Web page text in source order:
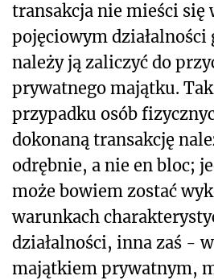
transakcja nie mieści się
pojęciowym działalności
należy ją zaliczyć do
prywatnego majątku.
przypadku osób
dokonaną transakcję
odrębnie, a nie en bloc;
może bowiem zostać
warunkach
działalności, inna zaś -
majątkiem prywatnym,